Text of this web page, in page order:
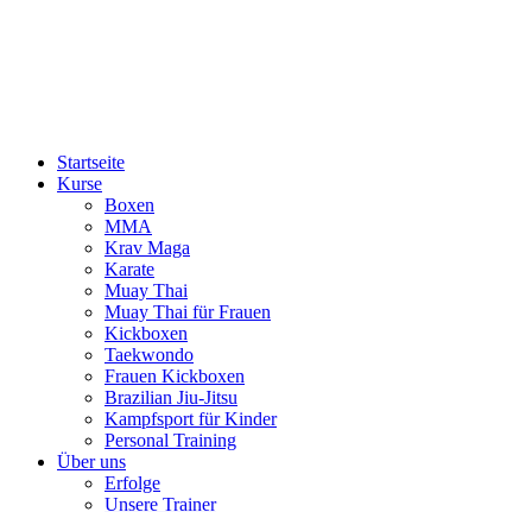
Startseite
Kurse
Boxen
MMA
Krav Maga
Karate
Muay Thai
Muay Thai für Frauen
Kickboxen
Taekwondo
Frauen Kickboxen
Brazilian Jiu-Jitsu
Kampfsport für Kinder
Personal Training
Über uns
Erfolge
Unsere Trainer